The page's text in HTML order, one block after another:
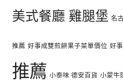
美式餐廳 雞腿堡 名
推薦 好事成雙煎餅果子菜單價位 好
推薦 小泰味 德安百貨 小蒙牛